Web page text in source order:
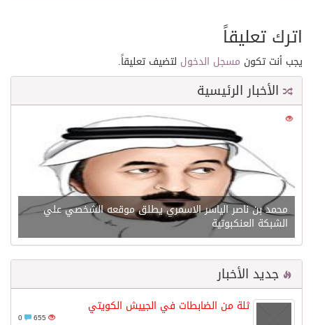
اترك تعليقاً
يجب أنت تكون مسجل الدخول لتضيف تعليقاً.
الأخبار الرئيسية
21644
محمد بن ناصر الياسر الاسمري يطلق موقعه الشخصي علي
الشبكة العنكبوتية
جديد الأخبار
ثلة من الضابطات في الجييش الكويتي
655